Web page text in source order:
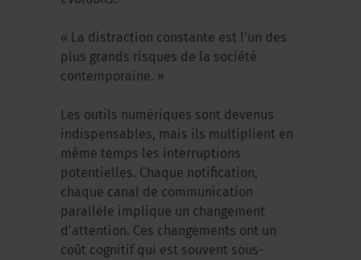
« La distraction constante est l’un des
plus grands risques de la société
contemporaine. »
Les outils numériques sont devenus
indispensables, mais ils multiplient en
même temps les interruptions
potentielles. Chaque notification,
chaque canal de communication
parallèle implique un changement
d’attention. Ces changements ont un
coût cognitif qui est souvent sous-